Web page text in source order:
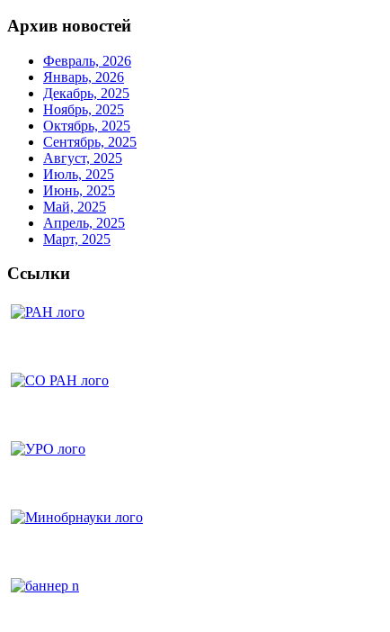
Архив новостей
Февраль, 2026
Январь, 2026
Декабрь, 2025
Ноябрь, 2025
Октябрь, 2025
Сентябрь, 2025
Август, 2025
Июль, 2025
Июнь, 2025
Май, 2025
Апрель, 2025
Март, 2025
Ссылки